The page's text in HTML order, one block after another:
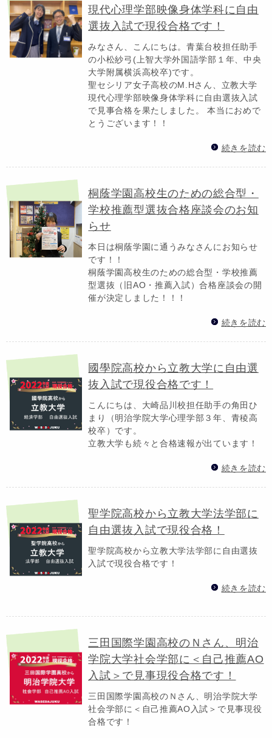
現代心理学部映像身体学科に自由
選抜入試で現役合格です！
みなさん、こんにちは。青葉台校担任助手
の小松紗弓(上智大学外国語学部１年、中央
大学附属横浜高校卒)です。
聖セシリア女子高校のM.Hさん、立教大学
現代心理学部映像身体学科に自由選抜入試
で見事合格を果たしました。 本当におめで
とうございます！！
続きを読む
桐蔭学園高校生のための総合型・
学校推薦型選抜合格座談会のお知
らせ
本日は桐蔭学園に通うみなさんにお知らせ
です！！
桐蔭学園高校生のための総合型・学校推薦
型選抜（旧AO・推薦入試）合格座談会の開
催が決定しました！！！
続きを読む
國學院高校から立教大学に自由選
抜入試で現役合格です！
こんにちは、大崎品川校担任助手の角田ひ
まり（明治学院大学心理学部３年、青稜高
校卒）です。
立教大学も続々と合格速報が出ています！
続きを読む
聖学院高校から立教大学法学部に
自由選抜入試で現役合格！
聖学院高校から立教大学法学部に自由選抜
入試で現役合格です！
続きを読む
三田国際学園高校のＮさん、明治
学院大学社会学部に＜自己推薦AO
入試＞で見事現役合格です！
三田国際学園高校のＮさん、明治学院大学
社会学部に＜自己推薦AO入試＞で見事現役
合格です！